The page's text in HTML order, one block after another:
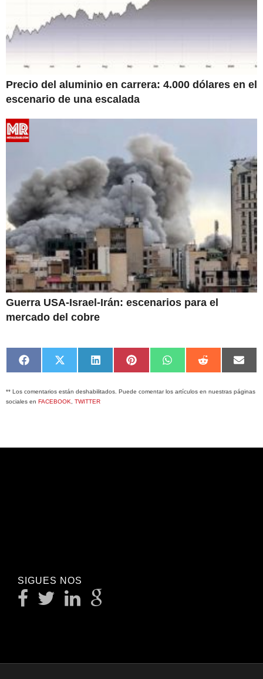
Precio del aluminio en carrera: 4.000 dólares en el
escenario de una escalada
Guerra USA-Israel-Irán: escenarios para el
mercado del cobre
Compartir
Facebook
Compartir
X
(Twitter)
Compartir
LinkedIn
Compartir
Pinterest
Compartir
WhatsApp
Compartir
Reddit
** Los comentarios están deshabilitados. Puede comentar los artículos en nuestras páginas
sociales en FACEBOOK, TWITTER
SIGUES NOS